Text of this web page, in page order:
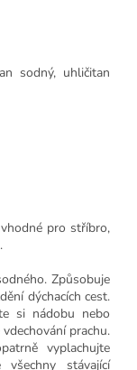
sodný, uhličitan
pro stříbro,
Způsobuje
dýchacích cest.
si nádobu nebo
prachu.
vyplachujte
stávající